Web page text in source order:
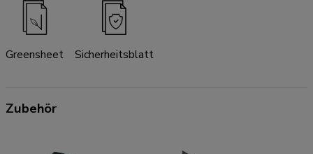
Greensheet Sicherheitsblatt
Zubehör